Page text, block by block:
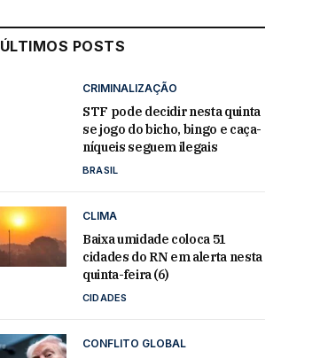
ÚLTIMOS POSTS
CRIMINALIZAÇÃO
STF pode decidir nesta quinta
se jogo do bicho, bingo e caça-
níqueis seguem ilegais
BRASIL
CLIMA
Baixa umidade coloca 51
cidades do RN em alerta nesta
quinta-feira (6)
CIDADES
CONFLITO GLOBAL